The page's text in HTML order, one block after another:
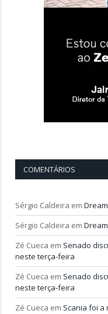
COMENTÁRIOS
Sérgio Caldeira em
Sérgio Caldeira em
Zé Cueca em Senado
neste terça-feira
Zé Cueca em Senado
neste terça-feira
Zé Cueca em Scania foi a